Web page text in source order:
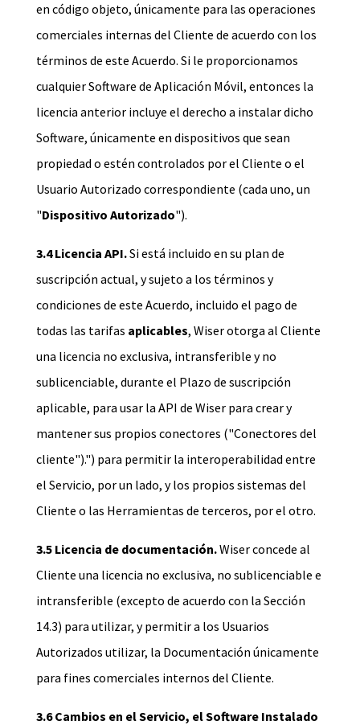
en código objeto, únicamente para las operaciones
comerciales internas del Cliente de acuerdo con los
términos de este Acuerdo. Si le proporcionamos
cualquier Software de Aplicación Móvil, entonces la
licencia anterior incluye el derecho a instalar dicho
Software, únicamente en dispositivos que sean
propiedad o estén controlados por el Cliente o el
Usuario Autorizado correspondiente (cada uno, un
"Dispositivo Autorizado").
3.4 Licencia API.Si está incluido en su plan de
suscripción actual, y sujeto a los términos y
condiciones de este Acuerdo, incluido el pago de
todas las tarifas aplicables, Wiser otorga al Cliente
una licencia no exclusiva, intransferible y no
sublicenciable, durante el Plazo de suscripción
aplicable, para usar la API de Wiser para crear y
mantener sus propios conectores ("Conectores del
cliente").") para permitir la interoperabilidad entre
el Servicio, por un lado, y los propios sistemas del
Cliente o las Herramientas de terceros, por el otro.
3.5 Licencia de documentación.Wiser concede al
Cliente una licencia no exclusiva, no sublicenciable e
intransferible (excepto de acuerdo con la Sección
14.3) para utilizar, y permitir a los Usuarios
Autorizados utilizar, la Documentación únicamente
para fines comerciales internos del Cliente.
3.6 Cambios en el Servicio, el Software Instalado